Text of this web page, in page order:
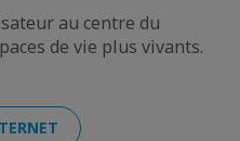
au centre du
de vie plus vivants.